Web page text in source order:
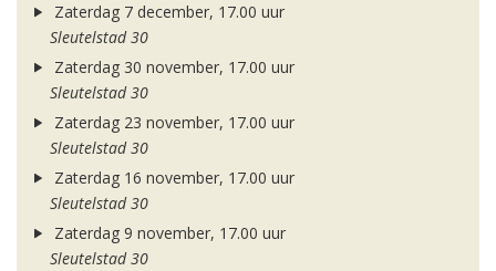
Zaterdag 7 december, 17.00 uur
Sleutelstad 30
Zaterdag 30 november, 17.00 uur
Sleutelstad 30
Zaterdag 23 november, 17.00 uur
Sleutelstad 30
Zaterdag 16 november, 17.00 uur
Sleutelstad 30
Zaterdag 9 november, 17.00 uur
Sleutelstad 30